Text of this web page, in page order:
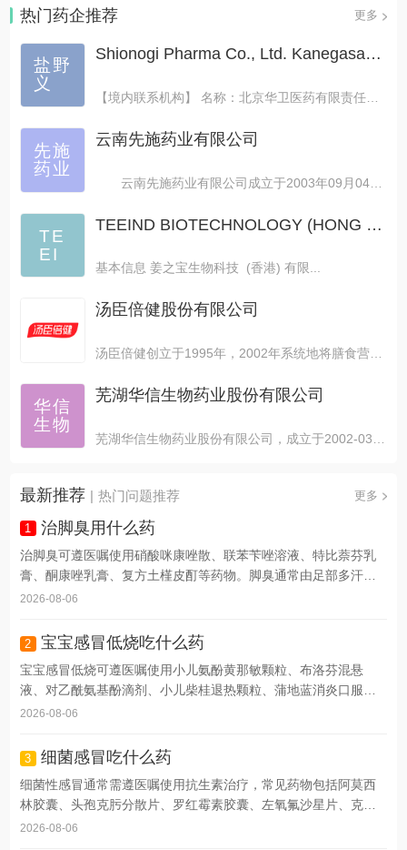
热门药企推荐 更多
盐野
义
Shionogi Pharma Co., Ltd. Kanegasaki Plant
【境内联系机构】 名称：北京华卫医药有限责任公司 ...
先施
药业
云南先施药业有限公司
云南先施药业有限公司成立于2003年09月04日...
TE
EI
TEEIND BIOTECHNOLOGY (HONG KONG) CO.,LIMITED
基本信息 姜之宝生物科技 (香港) 有限...
汤臣倍健股份有限公司
汤臣倍健创立于1995年，2002年系统地将膳食营养...
华信
生物
芜湖华信生物药业股份有限公司
最新推荐 | 热门问题推荐 更多
1 治脚臭用什么药
治脚臭可遵医嘱使用硝酸咪康唑散、联苯苄唑溶液、特比萘芬乳
膏、酮康唑乳膏、复方土槿皮酊等药物。脚臭通常由足部多汗、
真...
2026-08-06
2 宝宝感冒低烧吃什么药
宝宝感冒低烧可遵医嘱使用小儿氨酚黄那敏颗粒、布洛芬混悬
液、对乙酰氨基酚滴剂、小儿柴桂退热颗粒、蒲地蓝消炎口服液
等药...
2026-08-06
3 细菌感冒吃什么药
细菌性感冒通常需遵医嘱使用抗生素治疗，常见药物包括阿莫西
林胶囊、头孢克肟分散片、罗红霉素胶囊、左氧氟沙星片、克拉
霉...
2026-08-06